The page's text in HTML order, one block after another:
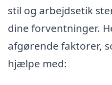
stil og arbejdsetik
dine forventninger.
afgørende faktorer,
hjælpe med: